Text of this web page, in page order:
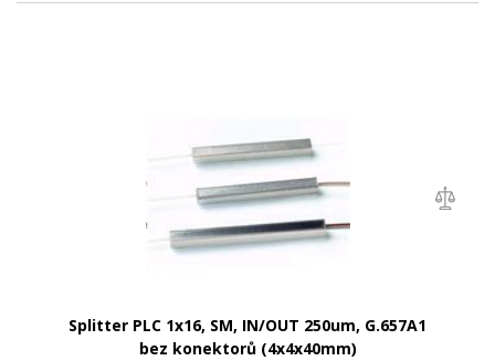
Splitter PLC 1x16, SM, IN/OUT 250um, G.657A1
bez konektorů (4x4x40mm)